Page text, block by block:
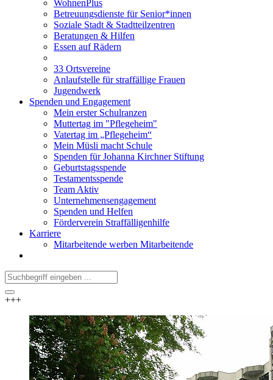
WohnenPlus
Betreuungsdienste für Senior*innen
Soziale Stadt & Stadtteilzentren
Beratungen & Hilfen
Essen auf Rädern
33 Ortsvereine
Anlaufstelle für straffällige Frauen
Jugendwerk
Spenden und Engagement
Mein erster Schulranzen
Muttertag im "Pflegeheim"
Vatertag im „Pflegeheim“
Mein Müsli macht Schule
Spenden für Johanna Kirchner Stiftung
Geburtstagsspende
Testamentsspende
Team Aktiv
Unternehmensengagement
Spenden und Helfen
Förderverein Straffälligenhilfe
Karriere
Mitarbeitende werben Mitarbeitende
+++